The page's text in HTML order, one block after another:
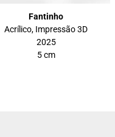
Fantinho
Acrílico, Impressão 3D
2025
5 cm